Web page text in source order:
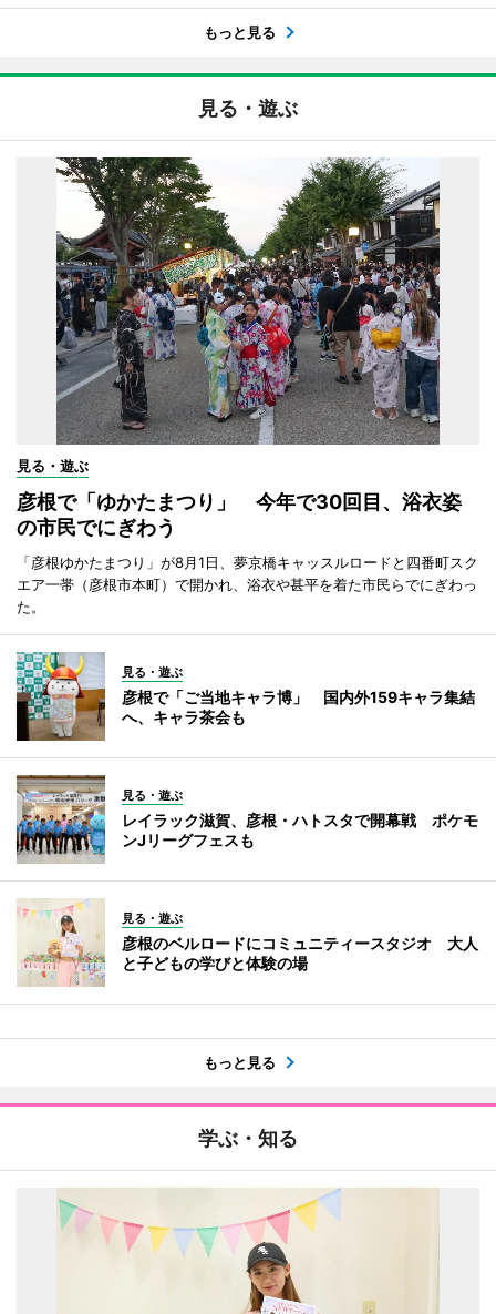
もっと見る
見る・遊ぶ
見る・遊ぶ
彦根で「ゆかたまつり」 今年で30回目、浴衣姿
の市民でにぎわう
「彦根ゆかたまつり」が8月1日、夢京橋キャッスルロードと四番町スク
エア一帯（彦根市本町）で開かれ、浴衣や甚平を着た市民らでにぎわっ
た。
見る・遊ぶ
彦根で「ご当地キャラ博」 国内外159キャラ集結
へ、キャラ茶会も
見る・遊ぶ
レイラック滋賀、彦根・ハトスタで開幕戦 ポケモ
ンJリーグフェスも
見る・遊ぶ
彦根のベルロードにコミュニティースタジオ 大人
と子どもの学びと体験の場
もっと見る
学ぶ・知る